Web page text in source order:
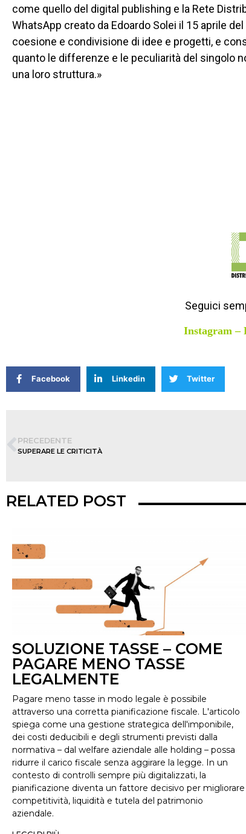
come quello del digital publishing e la Rete
WhatsApp creato da Edoardo Solei il 15 aprile
coesione e condivisione di idee e progetti, e
quanto le differenze e le peculiarità del singolo
una loro struttura.»
Seguici
Instagram –
Facebook Linkedin Twitter
PRECEDENTE
SUPERARE LE CRITICITÀ
RELATED POST
SOLUZIONE TASSE – COME
PAGARE MENO TASSE
LEGALMENTE
Pagare meno tasse in modo legale è possibile
attraverso una corretta pianificazione fiscale. L'articolo
spiega come una gestione strategica dell'imponibile,
dei costi deducibili e degli strumenti previsti dalla
normativa – dal welfare aziendale alle holding – possa
ridurre il carico fiscale senza aggirare la legge. In un
contesto di controlli sempre più digitalizzati, la
pianificazione diventa un fattore decisivo per migliorare
competitività, liquidità e tutela del patrimonio
aziendale.